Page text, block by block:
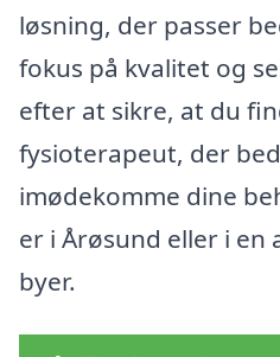
løsning, der passer
fokus på kvalitet og
efter at sikre, at du
fysioterapeut, der
imødekomme dine
er i Årøsund eller i
byer.